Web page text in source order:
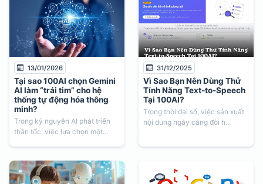
13/01/2026
Tại sao 100AI chọn Gemini
AI làm “trái tim” cho hệ
thống tự động hóa thông
minh?
Trong kỷ nguyên AI phát triển
thần tốc, việc lựa chọn một...
31/12/2025
Vì Sao Bạn Nên Dùng Thử
Tính Năng Text-to-Speech
Tại 100AI?
Trong thời đại số, việc sản xuất
nội dung ngày càng đòi h...